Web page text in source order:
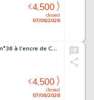
closed
07/06/2026
€4,500
Bernard Prince, planche n°36 à l'encre de Chine…
closed
07/06/2026
€4,500